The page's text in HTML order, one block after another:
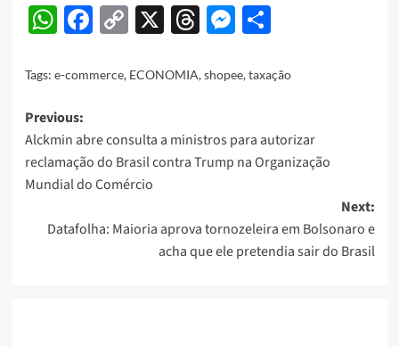
WhatsApp
Facebook
Copy
X Threads
Messenger
Share
Tags: e-commerce, ECONOMIA,shopee,taxação
Post
navigation
Previous:
Alckmin abre consulta a ministros para autorizar
reclamação do Brasil contra Trump na Organização
Mundial do Comércio
Next:
Datafolha: Maioria aprova tornozeleira em Bolsonaro e
acha que ele pretendia sair do Brasil